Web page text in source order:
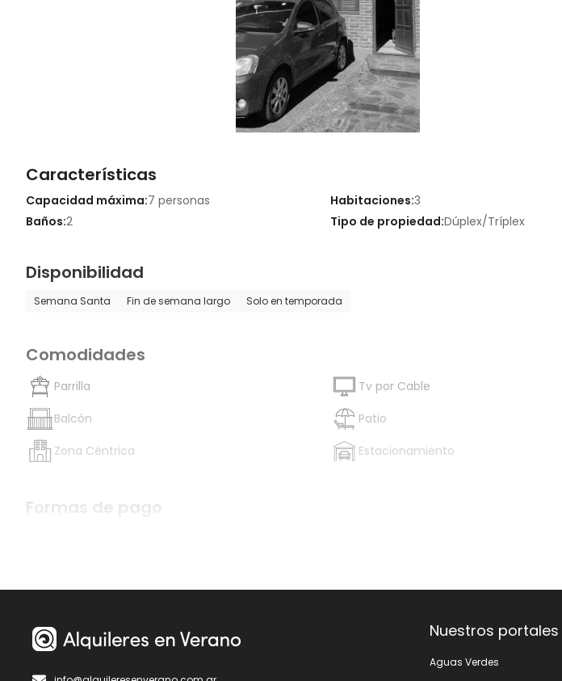
Características
Capacidad máxima:7 personas Habitaciones:3
Baños:2 Tipo de propiedad:Dúplex/Tríplex
Disponibilidad
Semana Santa Fin de semana largo Solo en temporada
Comodidades
Parrilla
Tv por Cable
Balcón
Patio
Zona Céntrica
Estacionamiento
Formas de pago
Nuestros portales
Aguas Verdes